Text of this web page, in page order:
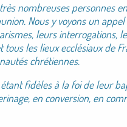
nombreuses personnes
Nous y voyons un
leursinterrogations,
tous les lieux ecclésiaux de
chrétiennes.
fidèles à la foi de leur
en conversion, en